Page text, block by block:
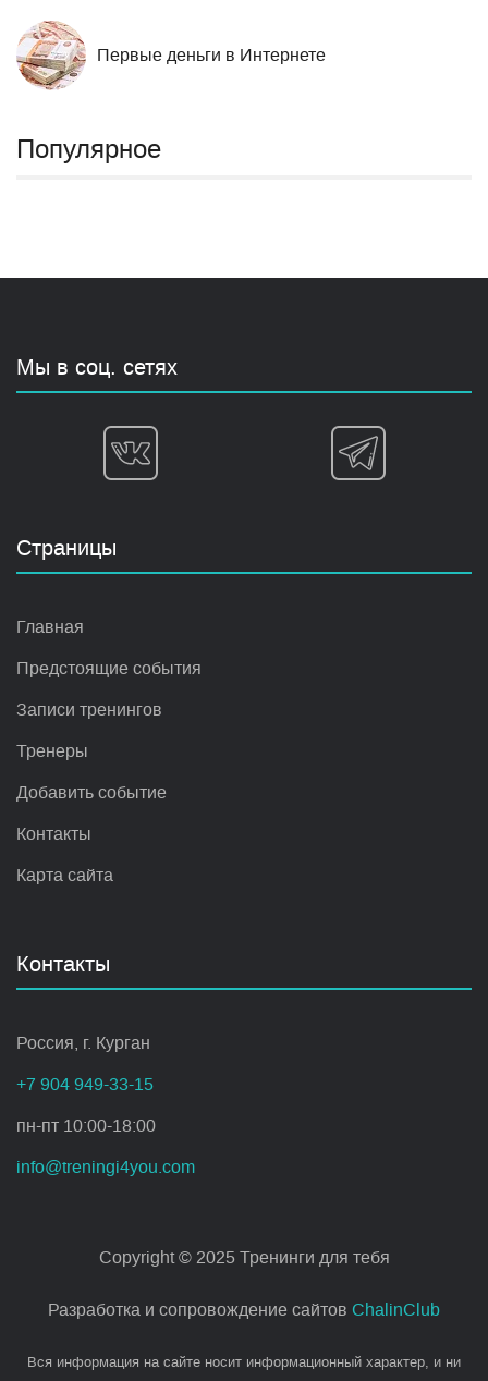
Первые деньги в Интернете
Популярное
Мы в соц. сетях
Страницы
Главная
Предстоящие события
Записи тренингов
Тренеры
Добавить событие
Контакты
Карта сайта
Контакты
Россия, г. Курган
+7 904 949-33-15
пн-пт 10:00-18:00
info@treningi4you.com
Copyright © 2025 Тренинги для тебя
Разработка и сопровождение сайтов ChalinClub
Вся информация на сайте носит информационный характер, и ни